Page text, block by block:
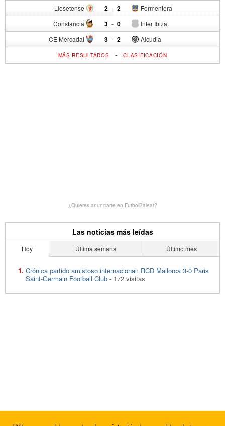
Llosetense 2 - Formentera
2
Constancia 3 - Inter Ibiza
0
CE Mercadal 3 - Alcudia
2
MÁS RESULTADOS -CLASIFICACIÓN
¿Quieres anunciarte en FutbolBalear?
Las noticias más leídas
Hoy Última semana Último mes
Crónica partido amistoso internacional: RCD Mallorca 3-0 Paris
Saint-Germain Football Club - 172 visitas